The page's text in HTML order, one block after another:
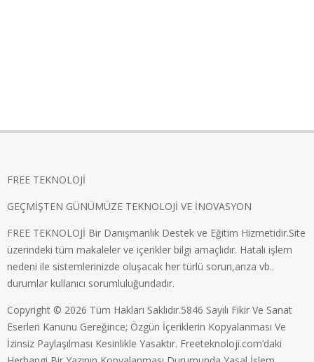
FREE TEKNOLOJİ
GEÇMİŞTEN GÜNÜMÜZE TEKNOLOJİ VE İNOVASYON
FREE TEKNOLOJİ Bir Danışmanlık Destek ve Eğitim Hizmetidir.Site
üzerindeki tüm makaleler ve içerikler bilgi amaçlıdır. Hatalı işlem
nedeni ile sistemlerinizde oluşacak her türlü sorun,arıza vb..
durumlar kullanıcı sorumluluğundadır.
Copyright © 2026 Tüm Hakları Saklıdır.5846 Sayılı Fikir Ve Sanat
Eserleri Kanunu Gereğince; Özgün İçeriklerin Kopyalanması Ve
İzinsiz Paylaşılması Kesinlikle Yasaktır. Freeteknoloji.com’daki